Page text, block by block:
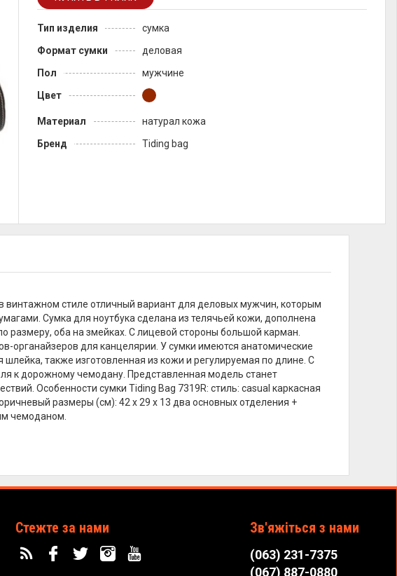
Тип изделия
сумка
Формат сумки
деловая
Пол
мужчине
Цвет
Материал
натурал кожа
Бренд
Tiding bag
винтажном стиле отличный вариант для деловых мужчин, которым
Сумка для ноутбука сделана из телячьей кожи, дополнена
размеру, оба на змейках. С лицевой стороны большой карман.
органайзеров для канцелярии. У сумки имеются анатомические
также изготовленная из кожи и регулируемая по длине. С
к дорожному чемодану. Представленная модель станет
Особенности сумки Tiding Bag 7319R: стиль: casual каркасная
размеры (см): 42 х 29 х 13 два основных отделения +
чемоданом.
Стежте за нами Зв'яжіться з нами
(063) 231-7375
(067) 887-0880